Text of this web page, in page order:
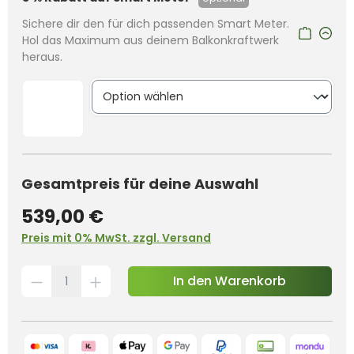
Sichere dir den für dich passenden Smart Meter.
Hol das Maximum aus deinem Balkonkraftwerk
heraus.
Gesamtpreis für deine Auswahl
539,00 €
Preis mit 0% MwSt. zzgl. Versand
In den Warenkorb